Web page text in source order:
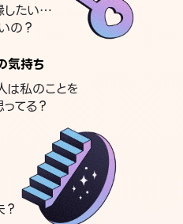
したい…
の？
気持ち
は私のことを
てる？